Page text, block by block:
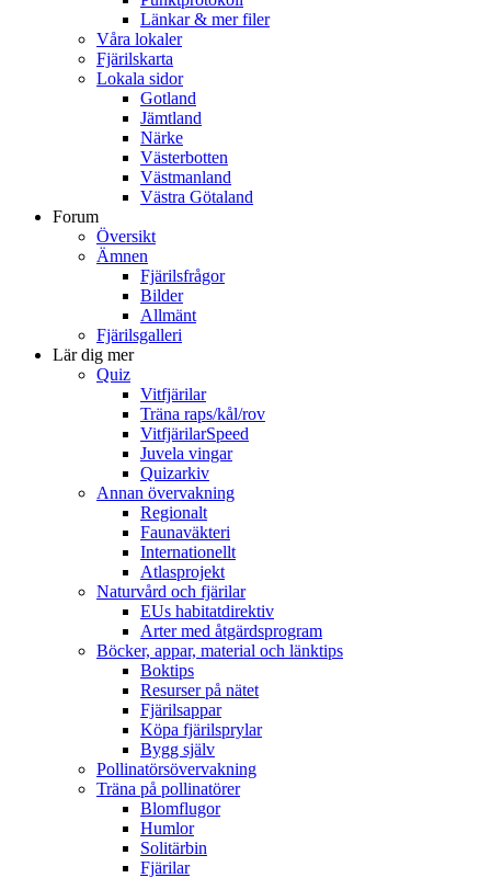
Länkar & mer filer
Våra lokaler
Fjärilskarta
Lokala sidor
Gotland
Jämtland
Närke
Västerbotten
Västmanland
Västra Götaland
Forum
Översikt
Ämnen
Fjärilsfrågor
Bilder
Allmänt
Fjärilsgalleri
Lär dig mer
Quiz
Vitfjärilar
Träna raps/kål/rov
VitfjärilarSpeed
Juvela vingar
Quizarkiv
Annan övervakning
Regionalt
Faunaväkteri
Internationellt
Atlasprojekt
Naturvård och fjärilar
EUs habitatdirektiv
Arter med åtgärdsprogram
Böcker, appar, material och länktips
Boktips
Resurser på nätet
Fjärilsappar
Köpa fjärilsprylar
Bygg själv
Pollinatörsövervakning
Träna på pollinatörer
Blomflugor
Humlor
Solitärbin
Fjärilar